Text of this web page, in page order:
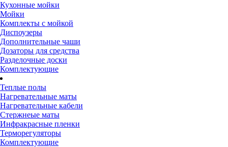
Кухонные мойки
Мойки
Комплекты с мойкой
Диспоузеры
Дополнительные чаши
Дозаторы для средства
Разделочные доски
Комплектующие
Теплые полы
Нагревательные маты
Нагревательные кабели
Стержнеые маты
Инфракрасные пленки
Терморегуляторы
Комплектующие